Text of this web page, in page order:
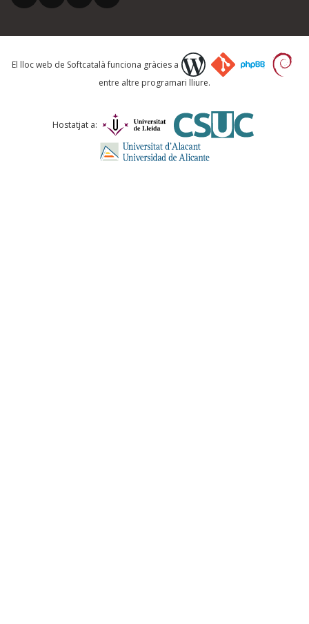
Què proposeu?
Comentari *
El lloc web de Softcatalà funciona gràcies a
entre altre programari lliure.
Hostatjat a: